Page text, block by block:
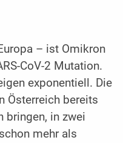
– ist Omikron
CoV-2 Mutation.
exponentiell. Die
Österreich bereits
bringen, in zwei
mehr als